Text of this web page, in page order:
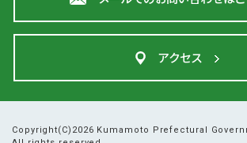
アクセス
Copyright(C)2026 Kumamoto Prefectural